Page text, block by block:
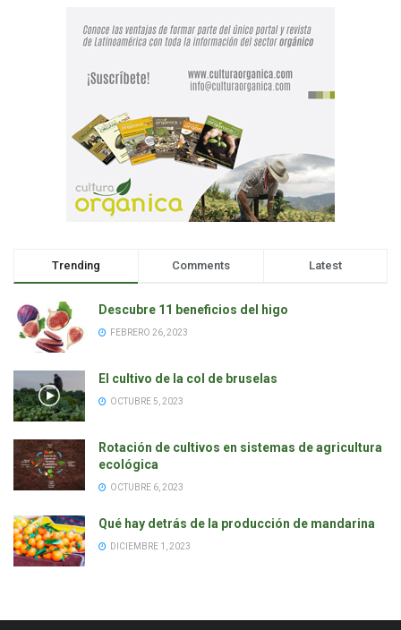
Trending Comments Latest
Descubre 11 beneficios del higo
FEBRERO 26, 2023
El cultivo de la col de bruselas
OCTUBRE 5, 2023
Rotación de cultivos en sistemas de agricultura
ecológica
OCTUBRE 6, 2023
Qué hay detrás de la producción de mandarina
DICIEMBRE 1, 2023